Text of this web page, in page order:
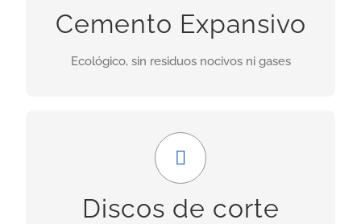
Cemento Expansivo
Ecológico, sin residuos nocivos ni gases
adyacentes no deben ser perjudicadas por las
Discos de corte
Amplia gama
Nuestra gama incluye discos para granito,
porcelánicos, de corte seco, asfalto, cerámica,